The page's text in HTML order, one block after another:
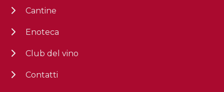
Cantine
Enoteca
Club del vino
Contatti